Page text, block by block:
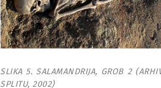
SLIKA 5. SALAMANDRIJA, GROB 2
SPLITU, 2002)